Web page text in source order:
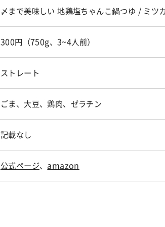
〆まで美味しい 地鶏塩ちゃんこ鍋つゆ / ミツ
300円（750g、3~4人前）
ストレート
ごま、大豆、鶏肉、ゼラチン
記載なし
公式ページ、 amazon